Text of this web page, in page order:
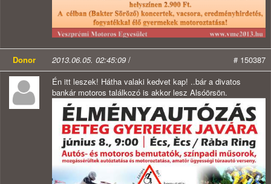
Donor 2013.06.05. 02:45:09 /
# 150387
Én itt leszek! Hátha valaki kedvet kap! ..bár a divatos
bankár motoros találkozó is akkor lesz Alsóörsön.